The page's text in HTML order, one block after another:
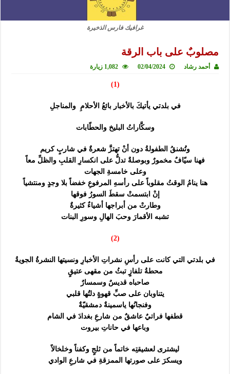
غرافيك فارس الذخيرة
مصلوبٌ على باب الرقة
أحمد رشاد 02/04/2024 1,082 زيارة
(1)
في بلدتي يأتيكَ بالأخبار بائعُ الأحلامِ والمناجلِ
وسكَّاراتُ البليخ والحطّابات
وتُشنقُ الطفولةُ دون أنْ تهتزَّ شعرةٌ في شاربٍ كريم
فهنا سيّافٌ مخمورٌ وبوصلةٌ تدلُّ على انكسارِ القلبِ والظلِّ معاً
وعلى خامسةِ الجهات
هنا ينامُ الوقتُ مقلوباً على رأسهِ المرفوعِ خفضاً بلا وجدٍ ومنتشياً
إنْ ابتسمتْ سقطَ السورُ فوقها
وطارتْ من أبراجها أشياءٌ كثيرةٌ
تشبه الأقمارَ وحبَ الهالِ وسورِ البنات
(2)
في بلدتي التي كانت على رأسِ نشراتِ الأخبارِ ونسيتها النشرةُ الجويةُ
محطةُ تلفازٍ تبثُ من مقهى عتيقٍ
صاحباه قديسٌ وسمسارٌ
يتناوبان على صبِّ قهوةٍ دلتُها قلبي
وفنجانُها ياسمينةٌ دمشقيّةٌ
قطفها فراتيٌ عاشقٌ من شارعِ بغدادَ في الشام
وباعها في حاناتِ بيروت
ليشترى لعشيقتِه خاتماً من ثلجٍ وكفناً وخلخالاً
ويسكرَ على صورتها الممزقةِ في شارعِ الوادي